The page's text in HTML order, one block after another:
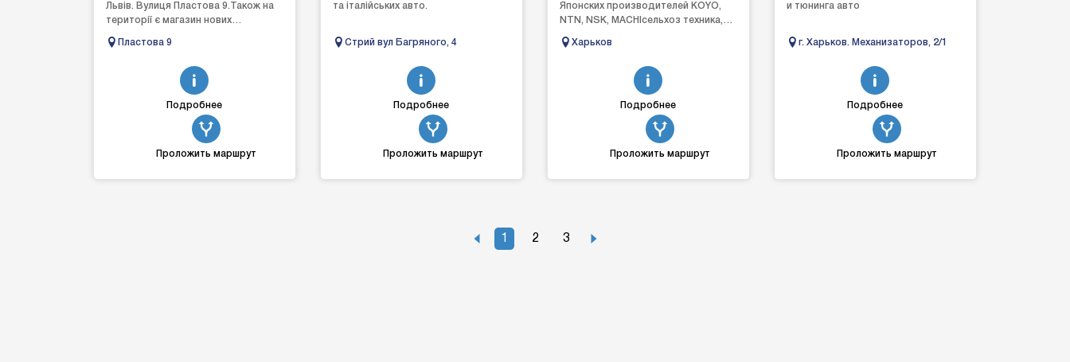
Львів. Вулиця Пластова 9.Також на
території є магазин нових
Kangoo, Trafic
Пластова 9
Подробнее
Проложить маршрут
та італійських авто.
Стрий вул Багряного, 4
Подробнее
Проложить маршрут
Японских производителей KOYO,
NTN, NSK, MACHIсельхоз техника,
почвообработка бороны диски
Харьков
Подробнее
Проложить маршрут
и тюнинга авто
г. Харьков. Механизаторов, 2/1
Подробнее
Проложить маршрут
1 2 3